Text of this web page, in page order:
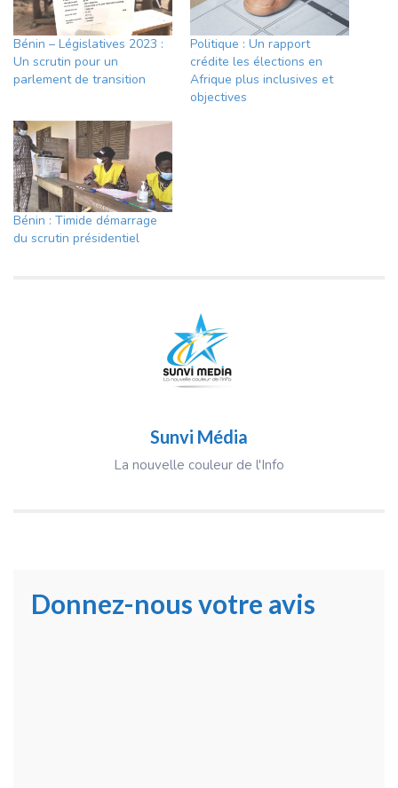
Bénin – Législatives 2023 :
Un scrutin pour un
parlement de transition
Politique : Un rapport
crédite les élections en
Afrique plus inclusives et
objectives
Bénin : Timide démarrage
du scrutin présidentiel
Sunvi Média
La nouvelle couleur de l'Info
Donnez-nous votre avis